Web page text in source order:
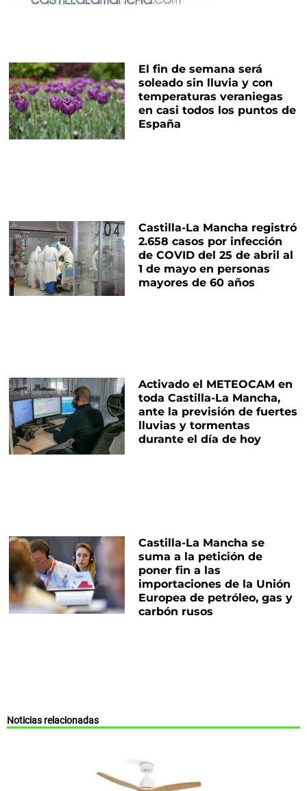
El fin de semana será
soleado sin lluvia y con
temperaturas veraniegas
en casi todos los puntos de
España
Castilla-La Mancha registró
2.658 casos por infección
de COVID del 25 de abril al
1 de mayo en personas
mayores de 60 años
Activado el METEOCAM en
toda Castilla-La Mancha,
ante la previsión de fuertes
lluvias y tormentas
durante el día de hoy
Castilla-La Mancha se
suma a la petición de
poner fin a las
importaciones de la Unión
Europea de petróleo, gas y
carbón rusos
Noticias relacionadas